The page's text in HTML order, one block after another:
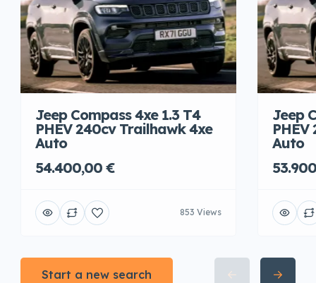
Jeep Compass 4xe 1.3 T4
PHEV 240cv Trailhawk 4xe
Auto
54.400,00 €
853 Views
Jeep
Auto
Start a new search